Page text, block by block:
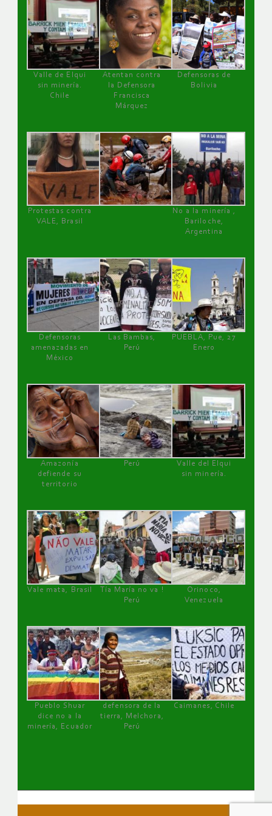
Valle de Elqui
sin minería.
Chile
Atentan contra
la Defensora
Francisca
Márquez
Defensoras de
Bolivia
Protestas contra
VALE, Brasil
No a la minería ,
Bariloche,
Argentina
Defensoras
amenazadas en
México
Las Bambas,
Perú
PUEBLA, Pue, 27
Enero
Amazonía
defiende su
territorio
Perú
Valle del Elqui
sin minería.
Vale mata, Brasil
Tía María no va !
Perú
Orinoco,
Venezuela
Pueblo Shuar
dice no a la
minería, Ecuador
defensora de la
tierra, Melchora,
Perú
Caimanes, Chile